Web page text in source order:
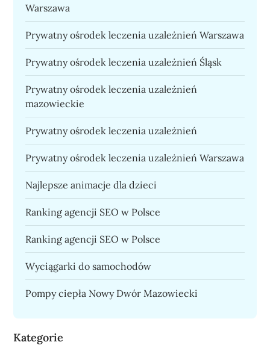
Warszawa
Prywatny ośrodek leczenia uzależnień Warszawa
Prywatny ośrodek leczenia uzależnień Śląsk
Prywatny ośrodek leczenia uzależnień
mazowieckie
Prywatny ośrodek leczenia uzależnień
Prywatny ośrodek leczenia uzależnień Warszawa
Najlepsze animacje dla dzieci
Ranking agencji SEO w Polsce
Ranking agencji SEO w Polsce
Wyciągarki do samochodów
Pompy ciepła Nowy Dwór Mazowiecki
Kategorie